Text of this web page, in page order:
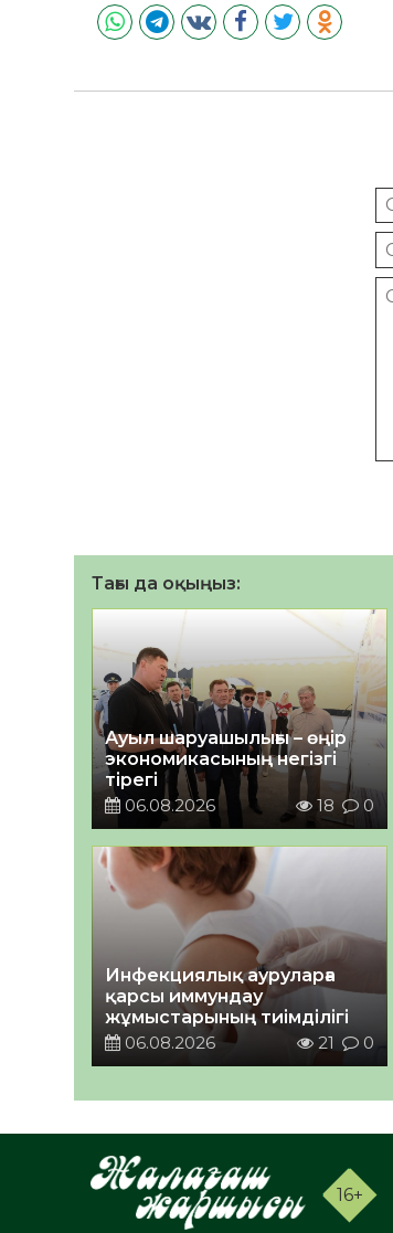
Тағы да оқыңыз:
Ауыл шаруашылығы – өңір
экономикасының негізгі
тірегі
06.08.2026
18 0
Инфекциялық ауруларға
қарсы иммундау
жұмыстарының тиімділігі
06.08.2026
21 0
16+